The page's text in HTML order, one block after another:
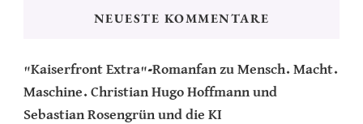
NEUESTE KOMMENTARE
"Kaiserfront Extra"-Romanfan zu Mensch. Macht.
Maschine. Christian Hugo Hoffmann und
Sebastian Rosengrün und die KI